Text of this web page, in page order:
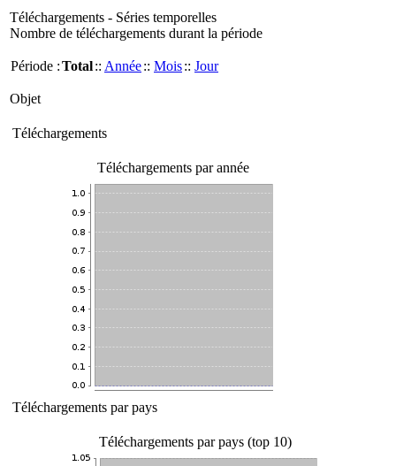
Téléchargements - Séries temporelles
Nombre de téléchargements durant la période
Période :Total:: Année:: Mois:: Jour
Objet
Téléchargements
Téléchargements par année
Téléchargements par pays
Téléchargements par pays (top 10)